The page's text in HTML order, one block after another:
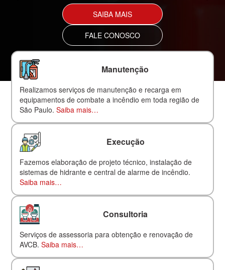
SAIBA MAIS
FALE CONOSCO
Manutenção
Realizamos serviços de manutenção e recarga em
equipamentos de combate a incêndio em toda região de
São Paulo.Saiba mais…
Execução
Fazemos elaboração de projeto técnico, instalação de
sistemas de hidrante e central de alarme de incêndio.
Saiba mais…
Consultoria
Serviços de assessoria para obtenção e renovação de
AVCB.Saiba mais…